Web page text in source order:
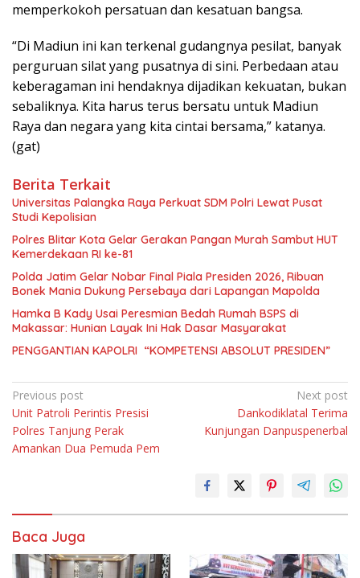
memperkokoh persatuan dan kesatuan bangsa.
“Di Madiun ini kan terkenal gudangnya pesilat, banyak
perguruan silat yang pusatnya di sini. Perbedaan atau
keberagaman ini hendaknya dijadikan kekuatan, bukan
sebaliknya. Kita harus terus bersatu untuk Madiun
Raya dan negara yang kita cintai bersama,” katanya.
(gat)
Berita Terkait
Universitas Palangka Raya Perkuat SDM Polri Lewat Pusat
Studi Kepolisian
Polres Blitar Kota Gelar Gerakan Pangan Murah Sambut HUT
Kemerdekaan RI ke-81
Polda Jatim Gelar Nobar Final Piala Presiden 2026, Ribuan
Bonek Mania Dukung Persebaya dari Lapangan Mapolda
Hamka B Kady Usai Peresmian Bedah Rumah BSPS di
Makassar: Hunian Layak Ini Hak Dasar Masyarakat
PENGGANTIAN KAPOLRI “KOMPETENSI ABSOLUT PRESIDEN”
Navigasi
pos
Previous post
Unit Patroli Perintis Presisi
Polres Tanjung Perak
Amankan Dua Pemuda Pem
Next post
Dankodiklatal Terima
Kunjungan Danpuspenerbal
Baca Juga